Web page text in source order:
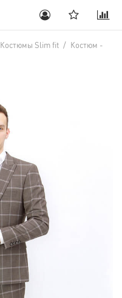
Костюмы Slim fit / Костюм -